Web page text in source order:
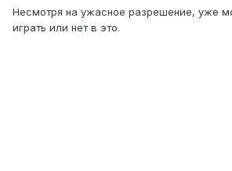
Несмотря на ужасное разрешение, уже
играть или нет в это.